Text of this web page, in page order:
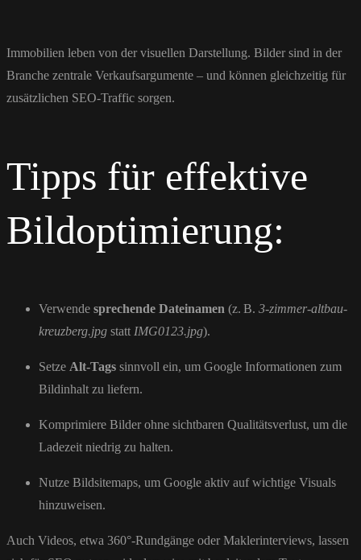
Immobilien leben von der visuellen Darstellung. Bilder sind in der
Branche zentrale Verkaufsargumente – und können gleichzeitig für
zusätzlichen SEO-Traffic sorgen.
Tipps für effektive
Bildoptimierung:
Verwende sprechende Dateinamen (z. B. 3-zimmer-altbau-
kreuzberg.jpg statt IMG0123.jpg).
Setze Alt-Tags sinnvoll ein, um Google Informationen zum
Bildinhalt zu liefern.
Komprimiere Bilder ohne sichtbaren Qualitätsverlust, um die
Ladezeit niedrig zu halten.
Nutze Bildsitemaps, um Google aktiv auf wichtige Visuals
hinzuweisen.
Auch Videos, etwa 360°-Rundgänge oder Maklerinterviews, lassen